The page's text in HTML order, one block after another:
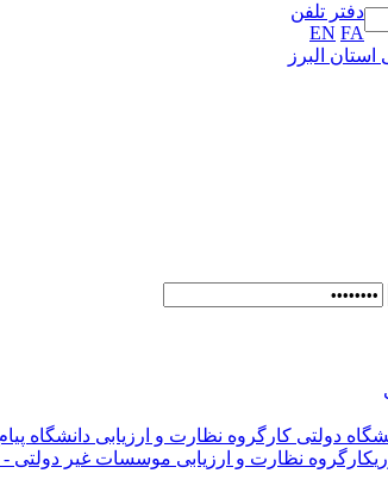
دفتر تلفن
EN FA
البرز
دولتی کارگروه نظارت و ارزیابی دانشگاه پیام
کارگروه نظارت و ارزیابی موسسات غیر دولتی -